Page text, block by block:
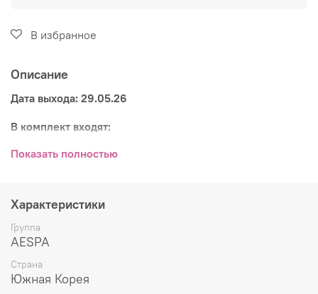
В избранное
Описание
Дата выхода: 29.05.26
В комплект входят:
CD-диск
Показать полностью
Характеристики
Группа
AESPA
Страна
Южная Корея